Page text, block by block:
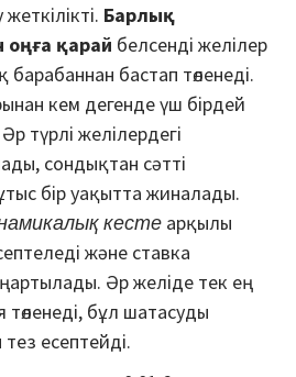
Барлық
оңға қарай белсенді желілер
бастап төленеді.
кем дегенде үш бірдей
түрлі желілердегі
сондықтан сәтті
бір уақытта жиналады.
кесте арқылы
және ставка
Әр желіде тек ең
бұл шатасуды
есептейді.